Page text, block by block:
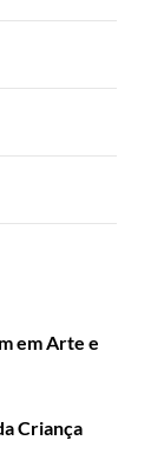
em Arte e
Criança